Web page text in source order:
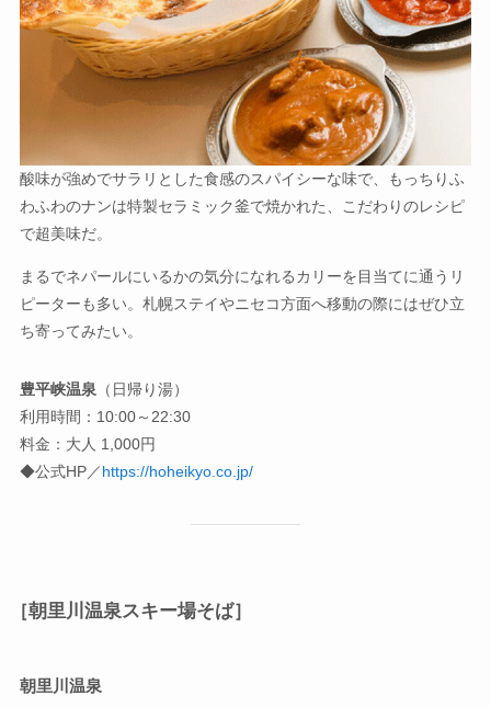
酸味が強めでサラリとした食感のスパイシーな味で、もっちりふ
わふわのナンは特製セラミック釜で焼かれた、こだわりのレシピ
で超美味だ。
まるでネパールにいるかの気分になれるカリーを目当てに通うリ
ピーターも多い。札幌ステイやニセコ方面へ移動の際にはぜひ立
ち寄ってみたい。
豊平峡温泉 （日帰り湯）
利用時間：10:00～22:30
料金：大人 1,000円
◆公式HP／https://hoheikyo.co.jp/
［朝里川温泉スキー場そば］
朝里川温泉